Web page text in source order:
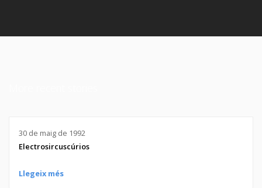
30 de maig de 1992
Electrosircuscúrios
Llegeix més